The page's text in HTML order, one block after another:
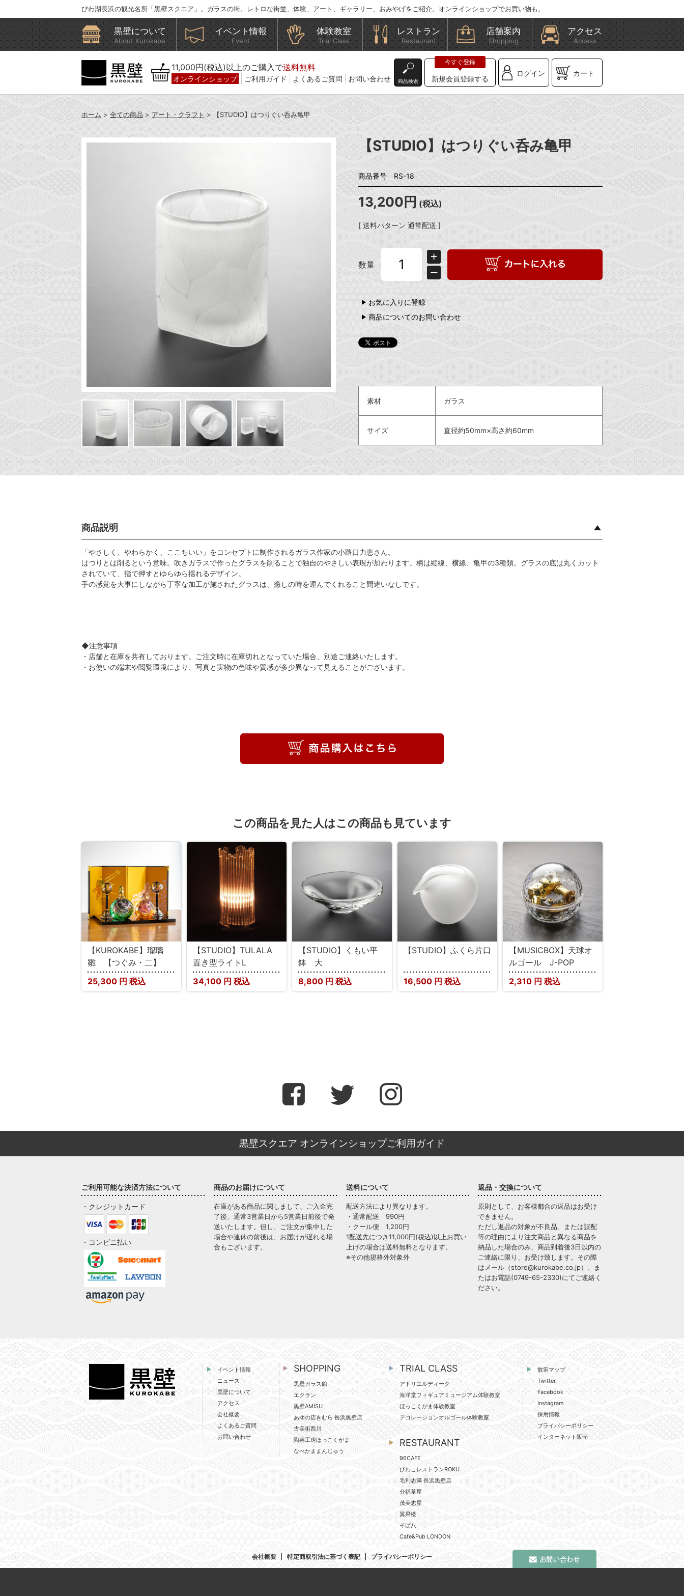
びわ湖長浜の観光名所「黒壁スクエア」。ガラスの街。レトロな街並、体験、アート、ギャラリー、おみやげをご紹介。オンラインショップでお買い物も。
黒壁について
About Kurokabe
イベント情報
Event
体験教室
Trial Class
レストラン
Restaurant
店舗案内
Shopping
アクセス
Access
11,000円(税込)以上のご購入で送料無料
オンラインショップ ご利用ガイド よくあるご質問 お問い合わせ 商品検索 新規会員登録する
ログイン カート
ホーム > 全ての商品 > アート・クラフト > 【STUDIO】はつりぐい呑み亀甲
【STUDIO】はつりぐい呑み亀甲
商品番号 RS-18
13,200円 (税込)
[ 送料パターン 通常配送 ]
数量
お気に入りに登録
商品についてのお問い合わせ
素材 ガラス
サイズ 直径約50mm×高さ約60mm
商品説明
「やさしく、やわらかく、ここちいい」をコンセプトに制作されるガラス作家の小路口力恵さん。
はつりとは削るという意味。吹きガラスで作ったグラスを削ることで独自のやさしい表現が加わります。柄は縦線、横線、亀甲の3種類。グラスの底は丸くカット
されていて、指で押すとゆらゆら揺れるデザイン。
手の感覚を大事にしながら丁寧な加工が施されたグラスは、癒しの時を運んでくれること間違いなしです。
◆注意事項
・店舗と在庫を共有しております。ご注文時に在庫切れとなっていた場合、別途ご連絡いたします。
・お使いの端末や閲覧環境により、写真と実物の色味や質感が多少異なって見えることがございます。
この商品を見た人はこの商品も見ています
【KUROKABE】瑠璃
雛 【つぐみ・二】
25,300 円 税込
【STUDIO】TULALA
置き型ライトL
34,100 円 税込
【STUDIO】くもい平
鉢 大
8,800 円 税込
【STUDIO】ふくら片口
16,500 円 税込
【MUSICBOX】天球オ
ルゴール J-POP
2,310 円 税込
黒壁スクエア オンラインショップご利用ガイド
ご利用可能な決済方法について
・クレジットカード
・コンビニ払い
商品のお届けについて
在庫がある商品に関しまして、ご入金完
了後、通常3営業日から5営業日前後で発
送いたします。但し、ご注文が集中した
場合や連休の前後は、お届けが遅れる場
合もございます。
送料について
配送方法により異なります。
・通常配送 990円
・クール便 1,200円
1配送先につき11,000円(税込)以上お買い
上げの場合は送料無料となります。
※その他規格外対象外
返品・交換について
原則として、お客様都合の返品はお受け
できません。
ただし返品の対象が不良品、または誤配
等の理由により注文商品と異なる商品を
納品した場合のみ、商品到着後3日以内の
ご連絡に限り、お受け致します。その際
はメール（store@kurokabe.co.jp）、ま
たはお電話(0749-65-2330)にてご連絡く
ださい。
イベント情報
ニュース
黒壁について
アクセス
会社概要
よくあるご質問
お問い合わせ
SHOPPING
黒壁ガラス館
エクラン
黒壁AMISU
あゆの店きむら 長浜黒壁店
古美術西川
陶芸工房ほっこくがま
なべかままんじゅう
TRIAL CLASS
アトリエルディーク
海洋堂フィギュアミュージアム体験教室
ほっこくがま体験教室
デコレーションオルゴール体験教室
RESTAURANT
96CAFE
びわこレストランROKU
毛利志満 長浜黒壁店
分福茶屋
茂美志屋
翼果楼
そば八
Cafe&Pub LONDON
散策マップ
Twitter
Facebook
Instagram
採用情報
プライバシーポリシー
インターネット販売
会社概要 特定商取引法に基づく表記 プライバシーポリシー